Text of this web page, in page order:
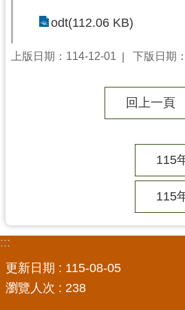
館
介
訊
民
服
odt(112.06 KB)
上版日期：114-12-01 下版日期
回上一頁
115
115
:::
更新日期
115-08-05
瀏覽人次
238